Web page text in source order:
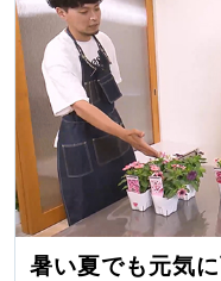
暑い夏でも元気